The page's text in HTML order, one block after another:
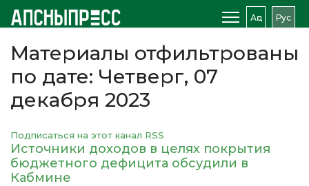
Аԥс Рус
Материалы отфильтрованы
по дате: Четверг, 07
декабря 2023
Подписаться на этот канал RSS
Источники доходов в целях покрытия
бюджетного дефицита обсудили в
Кабмине